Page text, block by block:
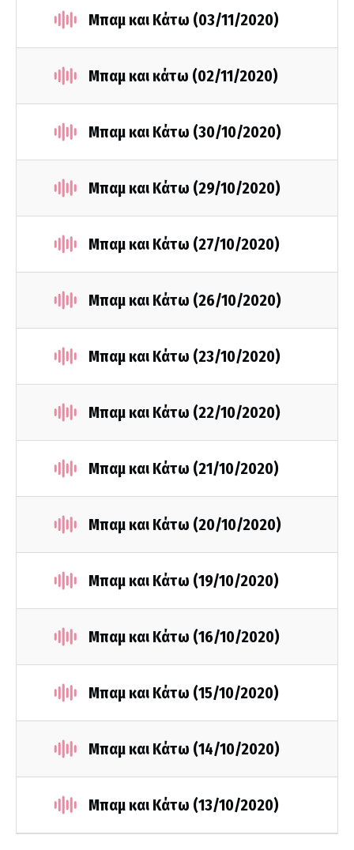
Μπαμ και Κάτω (03/11/2020)
Μπαμ και κάτω (02/11/2020)
Μπαμ και Κάτω (30/10/2020)
Μπαμ και Κάτω (29/10/2020)
Μπαμ και Κάτω (27/10/2020)
Μπαμ και Κάτω (26/10/2020)
Μπαμ και Κάτω (23/10/2020)
Μπαμ και Κάτω (22/10/2020)
Μπαμ και Κάτω (21/10/2020)
Μπαμ και Κάτω (20/10/2020)
Μπαμ και Κάτω (19/10/2020)
Μπαμ και Κάτω (16/10/2020)
Μπαμ και Κάτω (15/10/2020)
Μπαμ και Κάτω (14/10/2020)
Μπαμ και Κάτω (13/10/2020)